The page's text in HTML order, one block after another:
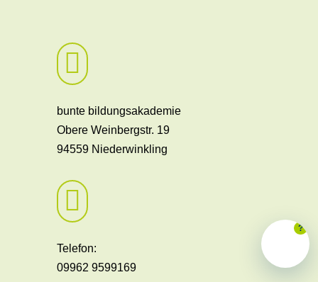

bunte bildungsakademie
Obere Weinbergstr. 19
94559 Niederwinkling

Telefon:
09962 9599169
?